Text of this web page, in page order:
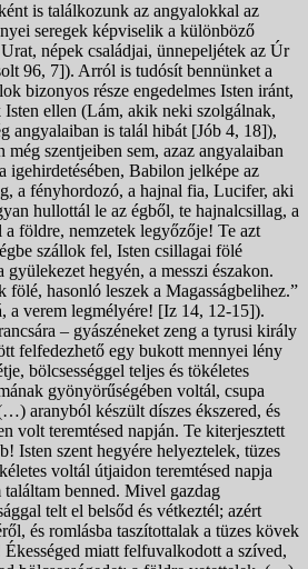
is találkozunk az angyalokkal az
seregek képviselik a különböző
népek családjai, ünnepeljétek az Úr
96, 7]). Arról is tudósít bennünket a
bizonyos része engedelmes Isten iránt,
Isten ellen (Lám, akik neki szolgálnak,
angyalaiban is talál hibát [Jób 4, 18]),
még szentjeiben sem, azaz angyalaiban
igehirdetésében, Babilon jelképe az
a fényhordozó, a hajnal fia, Lucifer, aki
hullottál le az égből, te hajnalcsillag, a
földre, nemzetek legyőzője! Te azt
szállok fel, Isten csillagai fölé
hegyén, a messzi északon.
fölé, hasonló leszek a Magasságbelihez.”
a verem legmélyére! [Iz 14, 12-15]).
– gyászéneket zeng a tyrusi király
felfedezhető egy bukott mennyei lény
bölcsességgel teljes és tökéletes
gyönyörűségében voltál, csupa
aranyból készült díszes ékszered, és
volt teremtésed napján. Te kiterjesztett
Isten szent hegyére helyeztelek, tüzes
voltál útjaidon teremtésed napja
benned. Mivel gazdag
telt el belsőd és vétkeztél; azért
és romlásba taszítottalak a tüzes kövek
miatt felfuvalkodott a szíved,